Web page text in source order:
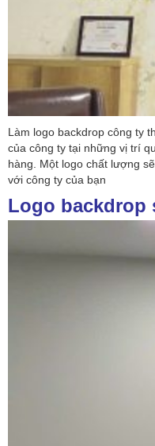
Làm logo backdrop công ty
của công ty tại những vị trí
hàng. Một logo chất lượng
với công ty của bạn
Logo backdrop